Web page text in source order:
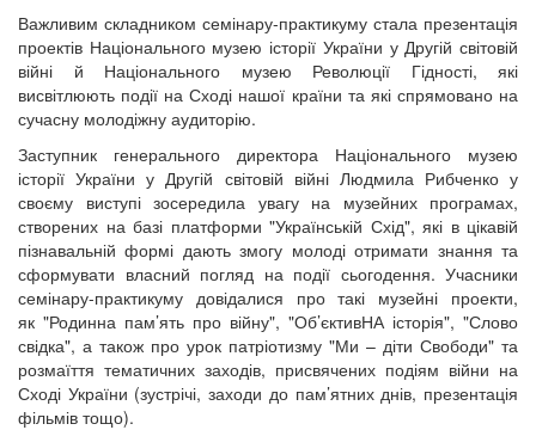
Важливим складником семінару-практикуму стала презентація
проектів Національного музею історії України у Другій світовій
війні й Національного музею Революції Гідності, які
висвітлюють події на Сході нашої країни та які спрямовано на
сучасну молодіжну аудиторію.
Заступник генерального директора Національного музею
історії України у Другій світовій війні Людмила Рибченко у
своєму виступі зосередила увагу на музейних програмах,
створених на базі платформи "Українській Схід", які в цікавій
пізнавальній формі дають змогу молоді отримати знання та
сформувати власний погляд на події сьогодення. Учасники
семінару-практикуму довідалися про такі музейні проекти,
як "Родинна пам’ять про війну", "Об’єктивНА історія", "Слово
свідка", а також про урок патріотизму "Ми – діти Свободи" та
розмаїття тематичних заходів, присвячених подіям війни на
Сході України (зустрічі, заходи до пам’ятних днів, презентація
фільмів тощо).